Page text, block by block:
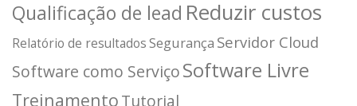
Qualificação de lead Reduzir custos
Relatório de resultadosSegurança Servidor Cloud
Software como ServiçoSoftware Livre
TreinamentoTutorial